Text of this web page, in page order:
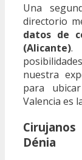
Una
directorio
datos de
(Alicante).
nuestra
para
Valencia es
Dénia